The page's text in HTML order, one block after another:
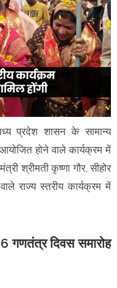
प्रदेश शासन के सामान्य
होने वाले कार्यक्रम में
श्रीमती कृष्णा गौर, सीहोर
राज्य स्तरीय कार्यक्रम में
गणतंत्र दिवस समारोह